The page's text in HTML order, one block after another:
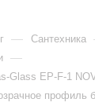
— Сантехника
—
Glass EP-F-1
профиль